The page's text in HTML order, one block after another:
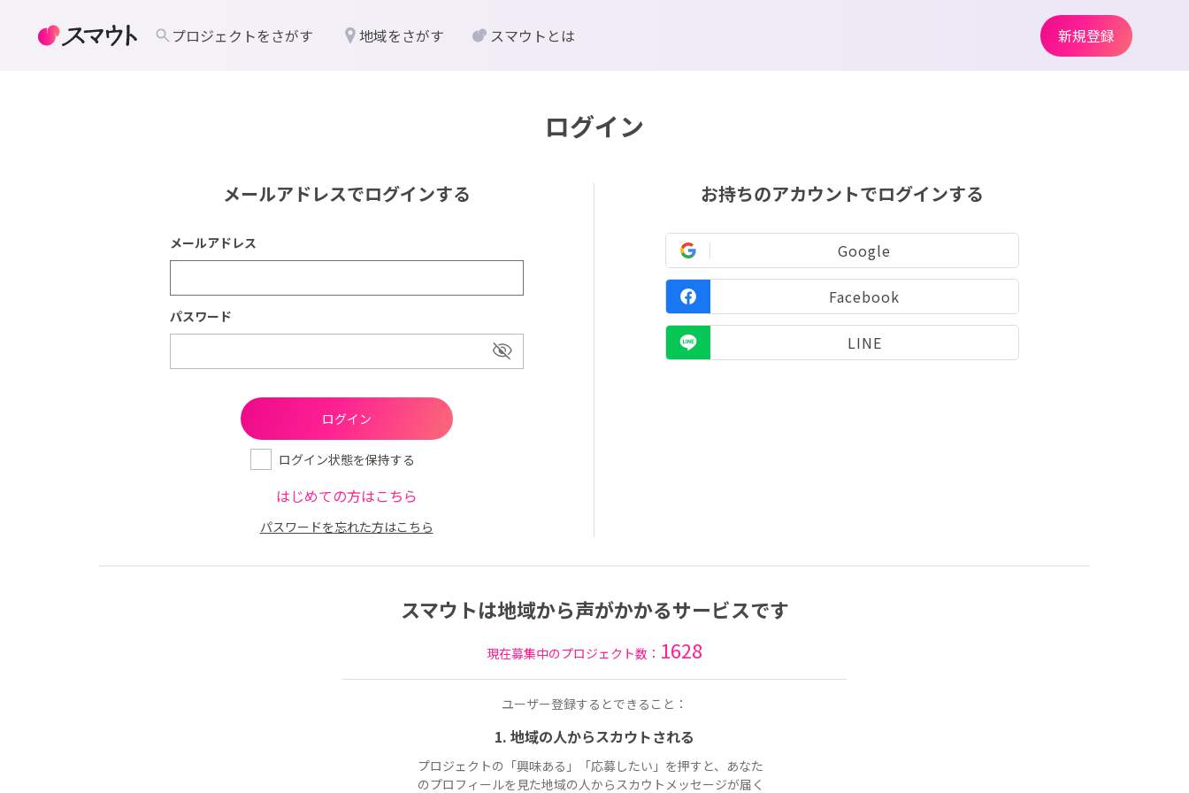
ログイン
メールアドレスでログインする
メールアドレス
パスワード
ログイン状態を保持する
はじめての方はこちら
パスワードを忘れた方はこちら
お持ちのアカウントでログインする
Google
Facebook
LINE
スマウトは地域から声がかかるサービスです
現在募集中のプロジェクト数： 1628
ユーザー登録するとできること：
1. 地域の人からスカウトされる
プロジェクトの「興味ある」「応募したい」を押すと、あなた
のプロフィールを見た地域の人からスカウトメッセージが届く
プロジェクトをさがす 地域をさがす スマウトとは 新規登録